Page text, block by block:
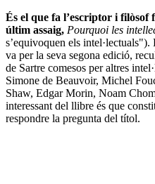
És el que fa l’escriptor i filòsof
últim assaig, Pourquoi les
s’equivoquen els
va per la seva segona edició,
de Sartre comesos per altres
Simone de Beauvoir, Michel
Shaw, Edgar Morin, Noam
interessant del llibre és que
respondre la pregunta del títol.